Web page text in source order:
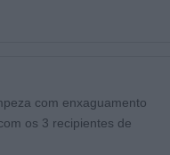
com enxaguamento
os 3 recipientes de